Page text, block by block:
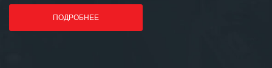
ПОДРОБНЕЕ